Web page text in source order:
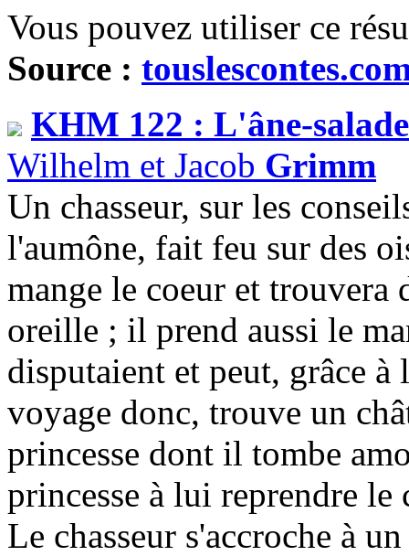
Vous pouvez utiliser ce
Source :
KHM 122 : L'âne-
Wilhelm et Jacob Grimm
Un chasseur, sur les
l'aumône, fait feu sur des
mange le coeur et trouvera
oreille ; il prend aussi le
disputaient et peut, grâce
voyage donc, trouve un
princesse dont il tombe
princesse à lui reprendre le
Le chasseur s'accroche à